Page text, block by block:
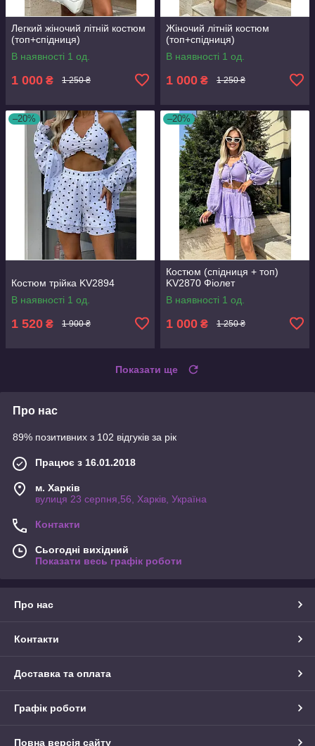
Легкий жіночий літній костюм
(топ+спідниця)
В наявності 1 од.
1 000 ₴ 1 250 ₴
Жіночий літній костюм
(топ+спідниця)
В наявності 1 од.
1 000 ₴ 1 250 ₴
–20%
Костюм трійка KV2894
В наявності 1 од.
1 520 ₴ 1 900 ₴
–20%
Костюм (спідниця + топ)
KV2870 Фіолет
В наявності 1 од.
1 000 ₴ 1 250 ₴
Показати ще
Про нас
89% позитивних з 102 відгуків за рік
Працює з 16.01.2018
м. Харків
вулиця 23 серпня,56, Харків, Україна
Контакти
Сьогодні вихідний
Показати весь графік роботи
Про нас
Контакти
Доставка та оплата
Графік роботи
Повна версія сайту